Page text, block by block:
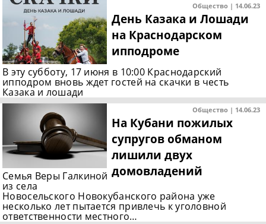
Общество | 14.06.23
День Казака и Лошади
на Краснодарском
ипподроме
В эту субботу, 17 июня в 10:00 Краснодарский
ипподром вновь ждет гостей на скачки в честь
Казака и лошади
Общество | 14.06.23
На Кубани пожилых
супругов обманом
лишили двух
домовладений
Семья Веры Галкиной
из села
Новосельского Новокубанского района уже
несколько лет пытается привлечь к уголовной
ответственности местного…